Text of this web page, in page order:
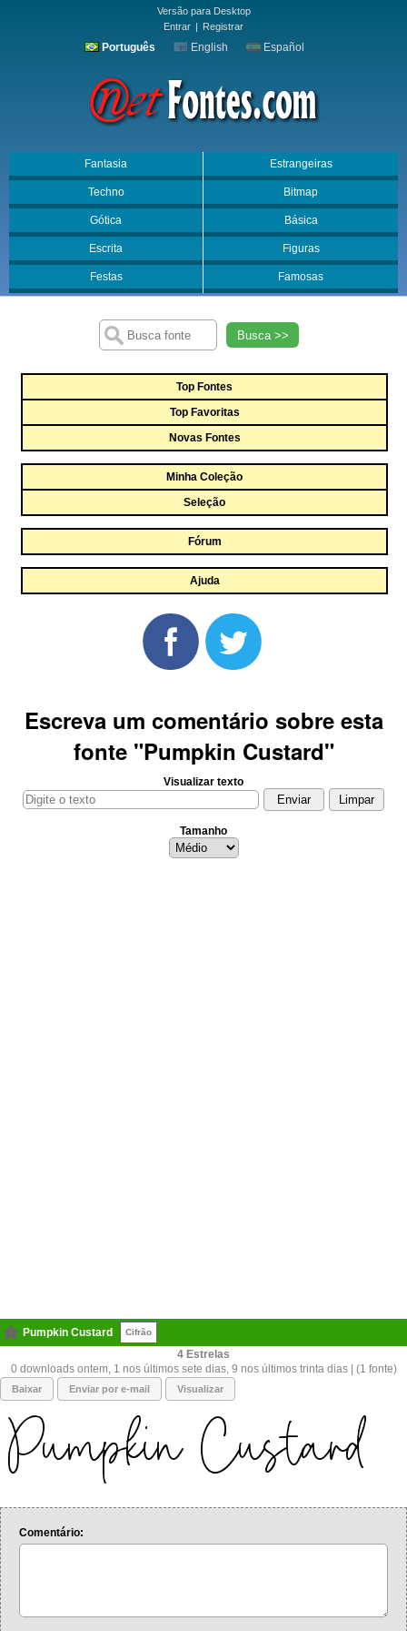
Versão para Desktop
Entrar | Registrar
Português English Español
Fantasia Estrangeiras
Techno Bitmap
Gótica Básica
Escrita Figuras
Festas Famosas
Busca >>
Top Fontes
Top Favoritas
Novas Fontes
Minha Coleção
Seleção
Fórum
Ajuda
Escreva um comentário sobre esta
fonte "Pumpkin Custard"
Visualizar texto
Tamanho
Pumpkin Custard Cifrão
4
0 downloads ontem, 1 nos últimos sete dias, 9 nos últimos trinta dias | (1 fonte)
Baixar Enviar por e-mail Visualizar
Comentário: